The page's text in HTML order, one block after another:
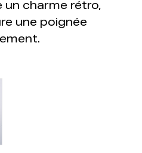
charme rétro,
une poignée